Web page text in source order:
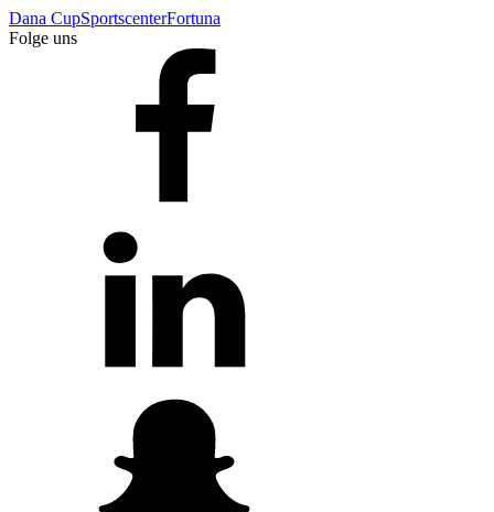
Dana CupSportscenterFortuna
Folge uns